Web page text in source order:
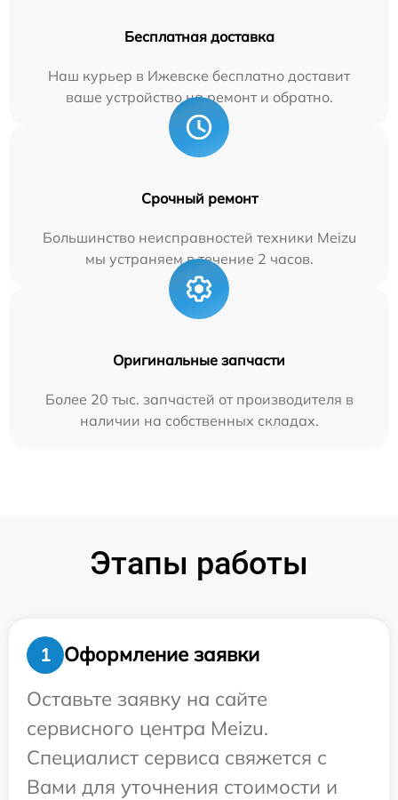
Бесплатная доставка
Наш курьер в Ижевске бесплатно доставит
ваше устройство на ремонт и обратно.
Срочный ремонт
Большинство неисправностей техники Meizu
мы устраняем в течение 2 часов.
Оригинальные запчасти
Более 20 тыс. запчастей от производителя в
наличии на собственных складах.
Этапы работы
1
Оформление заявки
Оставьте заявку на сайте
сервисного центра Meizu.
Специалист сервиса свяжется с
Вами для уточнения стоимости и